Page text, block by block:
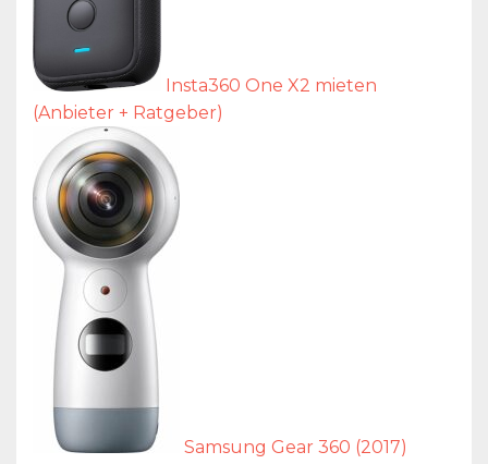
Insta360 One X2 mieten
(Anbieter + Ratgeber)
Samsung Gear 360 (2017)